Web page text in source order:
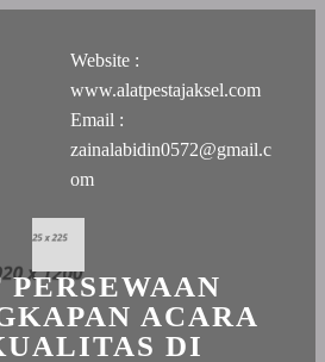
Website :
www.alatpestajaksel.com
Email :
zainalabidin0572@gmail.c
om
PERSEWAAN
ACARA
DI